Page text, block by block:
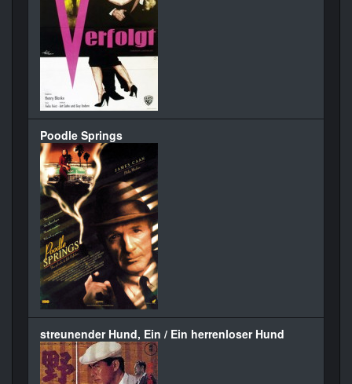
Poodle Springs
streunender Hund, Ein / Ein herrenloser Hund